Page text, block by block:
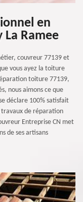
en
Ramee
couvreur 77139 et
vous ayez la toiture
toiture 77139,
nous aimons ce que
déclare 100% satisfait
de réparation
Entreprise CN met
de ses artisans